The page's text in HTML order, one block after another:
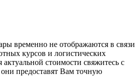
временно не отображаются в связи
курсов и логистических
стоимости свяжитесь с
предоставят Вам точную